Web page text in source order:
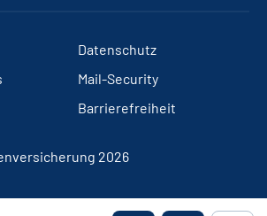
Datenschutz
Mail-Security
Barrierefreiheit
2026